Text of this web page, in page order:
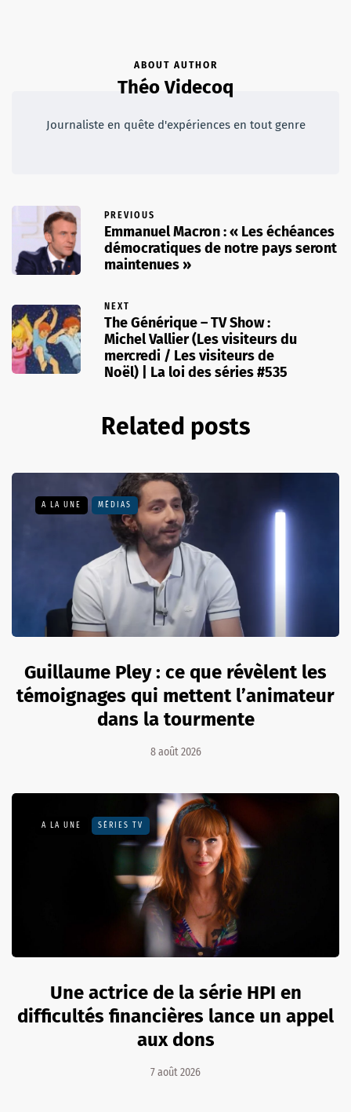
ABOUT AUTHOR
Théo Videcoq
Journaliste en quête d'expériences en tout genre
PREVIOUS
Emmanuel Macron : « Les échéances
démocratiques de notre pays seront
maintenues »
NEXT
The Générique – TV Show :
Michel Vallier (Les visiteurs du
mercredi / Les visiteurs de
Noël) | La loi des séries #535
Related posts
A LA UNE MÉDIAS
Guillaume Pley : ce que révèlent les
témoignages qui mettent l’animateur
dans la tourmente
8 août 2026
A LA UNE SÉRIES TV
Une actrice de la série HPI en
difficultés financières lance un appel
aux dons
7 août 2026